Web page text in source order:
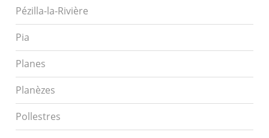
Pézilla-la-Rivière
Pia
Planes
Planèzes
Pollestres